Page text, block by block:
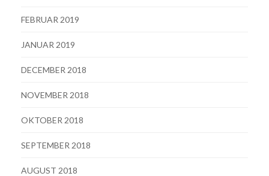
FEBRUAR 2019
JANUAR 2019
DECEMBER 2018
NOVEMBER 2018
OKTOBER 2018
SEPTEMBER 2018
AUGUST 2018